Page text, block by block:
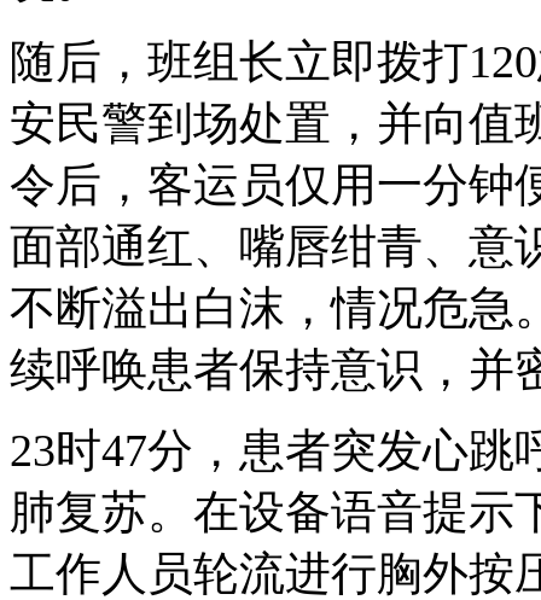
随后，班组长立即拨打
安民警到场处置，并向值
令后，客运员仅用一分钟
面部通红、嘴唇绀青、意
不断溢出白沫，情况危急
续呼唤患者保持意识，并
23时47分，患者突发心
肺复苏。在设备语音提示
工作人员轮流进行胸外按